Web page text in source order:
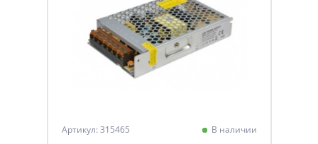
Артикул: 315465 В наличии